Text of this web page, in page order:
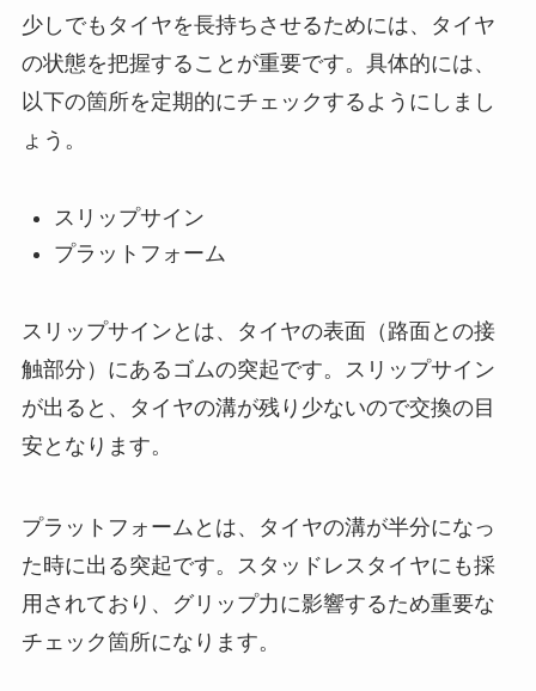
少しでもタイヤを長持ちさせるためには、タイヤ
の状態を把握することが重要です。具体的には、
以下の箇所を定期的にチェックするようにしまし
ょう。
スリップサイン
プラットフォーム
スリップサインとは、タイヤの表面（路面との接
触部分）にあるゴムの突起です。スリップサイン
が出ると、タイヤの溝が残り少ないので交換の目
安となります。
プラットフォームとは、タイヤの溝が半分になっ
た時に出る突起です。スタッドレスタイヤにも採
用されており、グリップ力に影響するため重要な
チェック箇所になります。